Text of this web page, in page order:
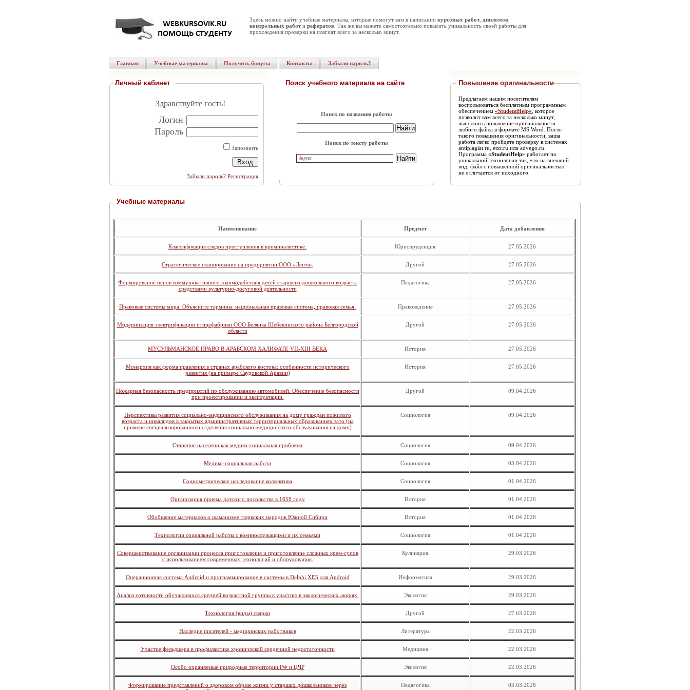
Здесь можно найти учебные материалы, которые помогут вам в написании курсовых работ, дипломов
контрольных работи рефератов . Так же вы мажете самостоятельно повысить уникальность своей работы для
прохождения проверки на плагиат всего за несколько минут.
Главная Учебные материалы Получить бонусы Контакты Забыли пароль?
Личный кабинет
Здравствуйте гость!
Логин:
Пароль:
Запомнить
Забыли пароль? Регистрация
Поиск учебного материала на сайте
Поиск по названию работы
Поиск по тексту работы
Повышение оригинальности
Предлагаем нашим посетителям
воспользоваться бесплатным программным
обеспечением «StudentHelp» , которое
позволит вам всего за несколько минут,
выполнить повышение оригинальности
любого файла в формате MS Word. После
такого повышения оригинальности, ваша
работа легко пройдете проверку в системах
antiplagiat.ru, etxt.ru или advego.ru.
Программа «StudentHelp» работает по
уникальной технологии так, что на внешний
вид, файл с повышенной оригинальностью
не отличается от исходного.
Учебные материалы
Наименование Предмет Дата добавления
Классификация следов преступления в криминалистике. Юриспруденция 27.05.2026
Стратегическое планирование на предприятии ООО «Лента» Другой 27.05.2026
Формирование основ коммуникативного взаимодействия детей старшего дошкольного возраста
средствами культурно-досуговой деятельности
Педагогика 27.05.2026
Правовые системы мира. Объясните термины: национальная правовая система, правовая семья. Правоведение 27.05.2026
Модернизация электрификации птицефабрики ООО Белянка Шебекинского района Белгородской
области
Другой 27.05.2026
МУСУЛЬМАНСКОЕ ПРАВО В АРАБСКОМ ХАЛИФАТЕ VII-XIII ВЕКА История 27.05.2026
Монархия как форма правления в странах арабского востока: особенности исторического
развития (на примере Саудовской Аравии)
История 27.05.2026
Пожарная безопасность предприятий по обслуживанию автомобилей. Обеспечение безопасности
при проектировании и эксплуатации.
Другой 09.04.2026
Перспективы развития социально-медицинского обслуживания на дому граждан пожилого
возраста и инвалидов в закрытых административных территориальных образованиях зато (на
примере специализированного отделения социально-медицинского обслуживания на дому)
Социология 09.04.2026
Старение населени как медико-социальная проблема Социология 09.04.2026
Медико-социальная работа Социология 03.04.2026
Социометрическое исследование коллектива Социология 01.04.2026
Организация приема датского посольства в 1658 году История 01.04.2026
Обобщение материалов о шаманизме тюркских народов Южной Сибири История 01.04.2026
Технологии социальной работы с военнослужащими и их семьями Социология 01.04.2026
Совершенствование организации процесса приготовления и приготовление сложных крем-супов
с использованием современных технологий и оборудования.
Кулинария 29.03.2026
Операционная система Android и программирование в системы в Delphi XE5 для Android Информатика 29.03.2026
Анализ готовности обучающихся средней возрастной группы к участию в экологических акциях. Экология 29.03.2026
Технология (виды) сварки Другой 27.03.2026
Наследие писателей - медицинских работников Литература 22.03.2026
Участие фельдшера в профилактике хронической сердечной недостаточности Медицина 22.03.2026
Особо охраняемые природные территории РФ и ЦЧР Экология 22.03.2026
Формирование представлений о здоровом образе жизни у старших дошкольников через
Педагогика 03.03.2026